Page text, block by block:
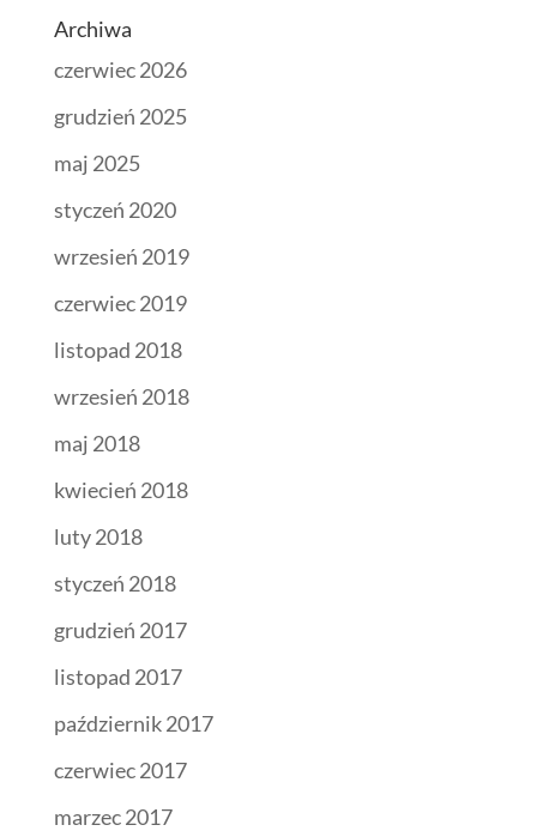
Archiwa
czerwiec 2026
grudzień 2025
maj 2025
styczeń 2020
wrzesień 2019
czerwiec 2019
listopad 2018
wrzesień 2018
maj 2018
kwiecień 2018
luty 2018
styczeń 2018
grudzień 2017
listopad 2017
październik 2017
czerwiec 2017
marzec 2017